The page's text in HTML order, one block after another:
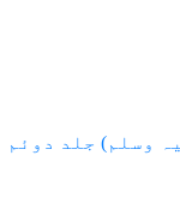
وسلم) جلد دوئم